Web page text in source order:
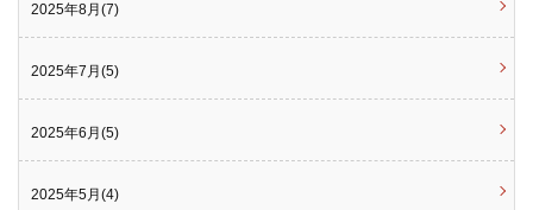
2025年8月(7)
2025年7月(5)
2025年6月(5)
2025年5月(4)